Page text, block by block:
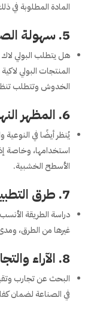
المادة المطلوبة في
5. سهولة
هل يتطلب البولي
المنتجات البولي
الخدوش وتتطلب
6. المظهر
يُنظر أيضًا في النوعية
استخدامها، وخاصة
الأسطح الخشبية.
7. طرق
دراسة الطريقة
غيرها من الطرق،
8. الآراء
البحث عن تجارب
في الصناعة لضمان